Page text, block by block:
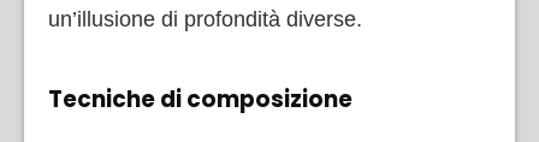
un’illusione di profondità diverse.
Tecniche di composizione